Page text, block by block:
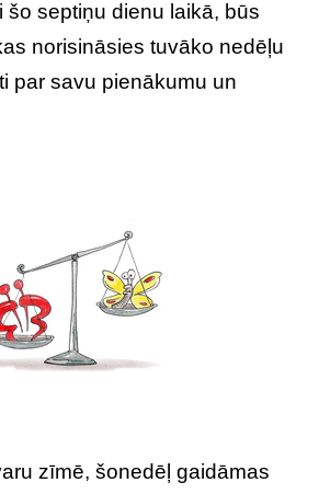
šo septiņu dienu laikā, būs
norisināsies tuvāko nedēļu
par savu pienākumu un
zīmē, šonedēļ gaidāmas